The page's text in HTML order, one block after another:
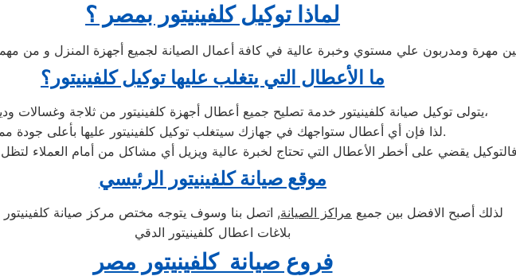
لماذا توكيل كلفينيتور بمصر ؟
مهرة ومدربون علي مستوي وخبرة عالية في كافة أعمال الصيانة لجميع أجهزة المنزل و من
ما الأعطال التي يتغلب عليها توكيل كلفينيتور؟
يتولى توكيل صيانة كلفينيتور خدمة تصليح جميع أعطال أجهزة كلفينيتور من ثلاجة وغسالات وديب فريزرات،
لذا فإن أي أعطال ستواجهك في جهازك سيتغلب توكيل كلفينيتور عليها بأعلى جودة ممكنة.
فالتوكيل يقضي على أخطر الأعطال التي تحتاج لخبرة عالية ويزيل أي مشاكل من أمام العملاء لتظل
موقع صيانة كلفينيتور الرئيسي
لذلك أصبح الافضل بين جميع مراكز الصيانة, اتصل بنا وسوف يتوجه مختص مركز صيانة كلفينيتور
بلاغات اعطال كلفينيتور الدقي
فروع صيانة كلفينيتور مصر